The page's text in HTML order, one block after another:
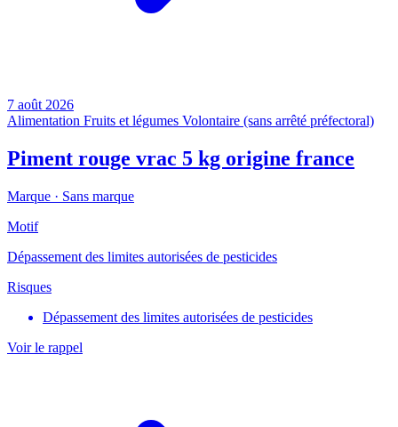
7 août 2026
Alimentation Fruits et légumes Volontaire (sans arrêté préfectoral)
Piment rouge vrac 5 kg origine france
Marque · Sans marque
Motif
Dépassement des limites autorisées de pesticides
Risques
Dépassement des limites autorisées de pesticides
Voir le rappel